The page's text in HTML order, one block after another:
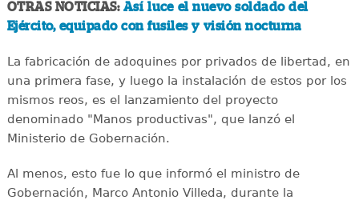
OTRAS NOTICIAS: Así luce el nuevo soldado del
Ejército, equipado con fusiles y visión nocturna
La fabricación de adoquines por privados de libertad, en
una primera fase, y luego la instalación de estos por los
mismos reos, es el lanzamiento del proyecto
denominado "Manos productivas", que lanzó el
Ministerio de Gobernación.
Al menos, esto fue lo que informó el ministro de
Gobernación, Marco Antonio Villeda, durante la